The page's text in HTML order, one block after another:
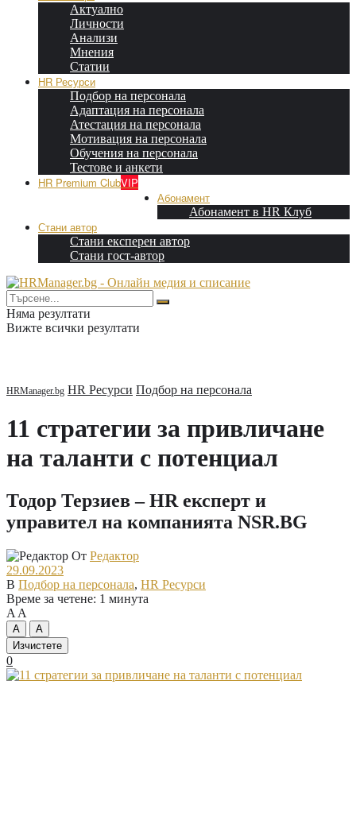
Актуално
Личности
Анализи
Мнения
Статии
HR Ресурси
Подбор на персонала
Адаптация на персонала
Атестация на персонала
Мотивация на персонала
Обучения на персонала
Тестове и анкети
HR Premium ClubVIP
Абонамент
Абонамент в HR Клуб
Стани автор
Стани експерен автор
Стани гост-автор
Няма резултати
Вижте всички резултати
HR Ресурси Подбор на персонала
11 стратегии за привличане
на таланти с потенциал
Тодор Терзиев – HR експерт и
управител на компанията NSR.BG
От Редактор
29.09.2023
В Подбор на персонала, HR Ресурси
Време за четене: 1 минута
A A
A
A
Изчистете
0